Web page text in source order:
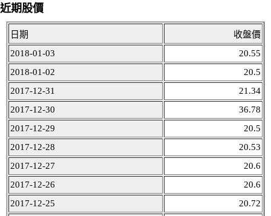
近期股價
日期
收盤價
2018-01-03
20.55
2018-01-02
20.5
2017-12-31
21.34
2017-12-30
36.78
2017-12-29
20.5
2017-12-28
20.53
2017-12-27
20.6
2017-12-26
20.6
2017-12-25
20.72